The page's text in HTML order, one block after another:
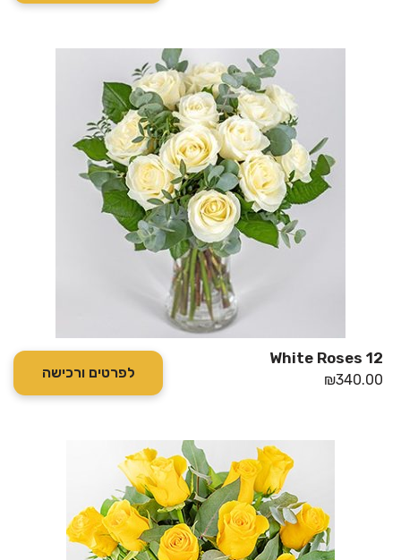
12 White Roses
₪340.00 לפרטים ורכישה